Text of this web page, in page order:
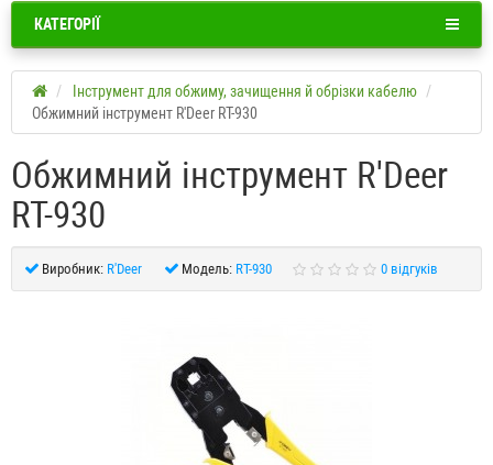
КАТЕГОРІЇ
Інструмент для обжиму, зачищення й обрізки кабелю
Обжимний інструмент R'Deer RT-930
Обжимний інструмент R'Deer
RT-930
Виробник: R'Deer Модель: RT-930 0 відгуків